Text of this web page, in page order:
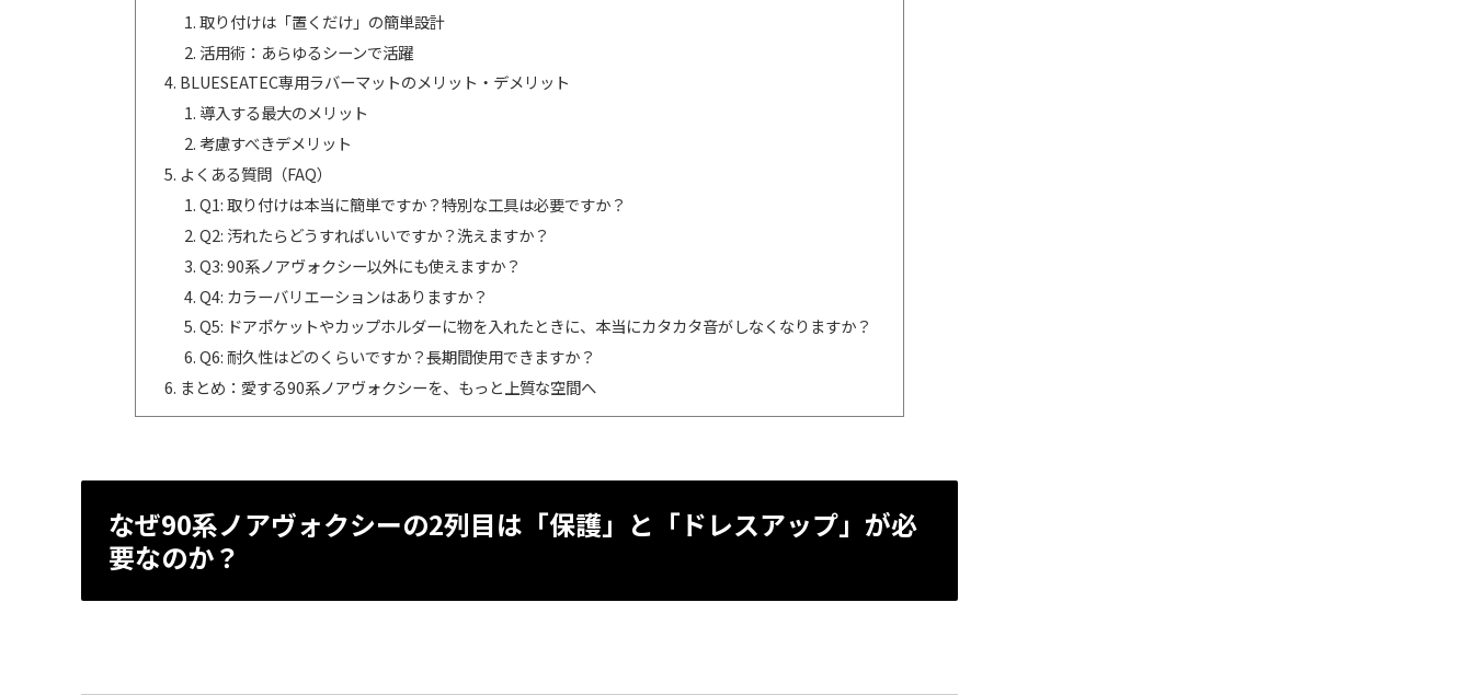
取り付けは「置くだけ」の簡単設計
活用術：あらゆるシーンで活躍
BLUESEATEC専用ラバーマットのメリット・デメリット
導入する最大のメリット
考慮すべきデメリット
よくある質問（FAQ）
Q1: 取り付けは本当に簡単ですか？特別な工具は必要ですか？
Q2: 汚れたらどうすればいいですか？洗えますか？
Q3: 90系ノアヴォクシー以外にも使えますか？
Q4: カラーバリエーションはありますか？
Q5: ドアポケットやカップホルダーに物を入れたときに、本当にカタカタ音がしなくなりますか？
Q6: 耐久性はどのくらいですか？長期間使用できますか？
まとめ：愛する90系ノアヴォクシーを、もっと上質な空間へ
なぜ90系ノアヴォクシーの2列目は「保護」と「ドレスアップ」が必
要なのか？